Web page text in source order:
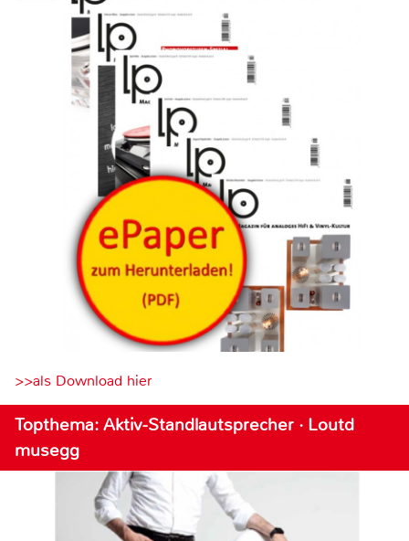
>>als Download hier
Topthema: Aktiv-Standlautsprecher · Loutd
musegg